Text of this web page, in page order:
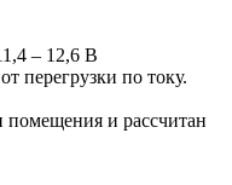
– 12,6 В
перегрузки по току.
помещения и рассчитан